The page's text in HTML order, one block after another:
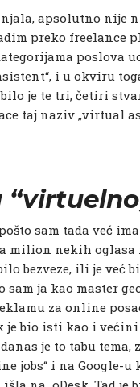
apsolutno nije
preko freelance
poslova
i u okviru
je te tri, četiri
taj naziv „virtual
sam tada već
milion nekih
bezveze, ili je već
sam ja kao master
za online
bio isti kao i
je to tabu tema,
jobs“ i na Google-